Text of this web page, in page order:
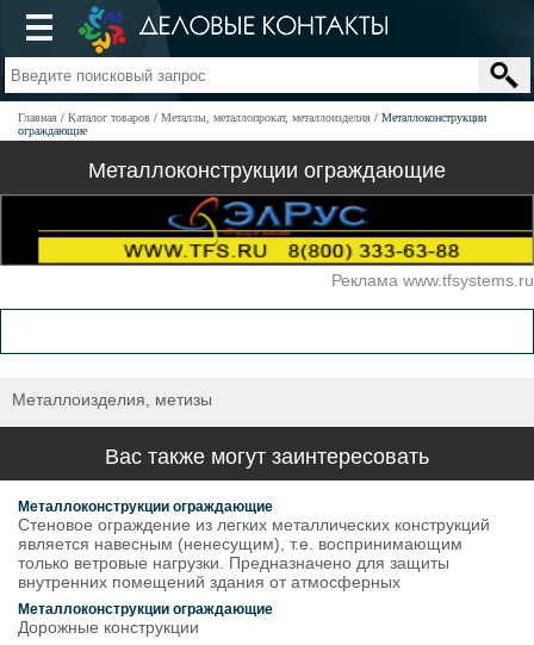
Главная Каталог товаров Металлы, металлопрокат, металлоизделия
Металлоконструкции
ограждающие
Металлоконструкции ограждающие
Реклама www.tfsystems.ru
Металлоизделия, метизы
Вас также могут заинтересовать
Металлоконструкции ограждающие
Стеновое ограждение из легких металлических конструкций
является навесным (ненесущим), т.е. воспринимающим
только ветровые нагрузки. Предназначено для защиты
внутренних помещений здания от атмосферных
Металлоконструкции ограждающие
Дорожные конструкции